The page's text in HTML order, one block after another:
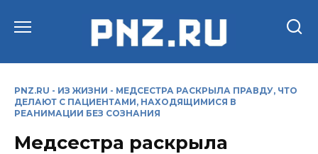
PNZ.RU - ИЗ ЖИЗНИ - МЕДСЕСТРА РАСКРЫЛА ПРАВДУ, ЧТО
ДЕЛАЮТ С ПАЦИЕНТАМИ, НАХОДЯЩИМИСЯ В
РЕАНИМАЦИИ БЕЗ СОЗНАНИЯ
Медсестра раскрыла